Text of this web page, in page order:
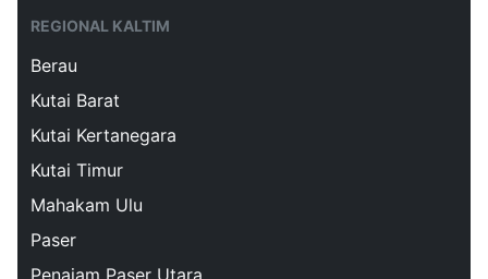
REGIONAL KALTIM
Berau
Kutai Barat
Kutai Kertanegara
Kutai Timur
Mahakam Ulu
Paser
Penajam Paser Utara